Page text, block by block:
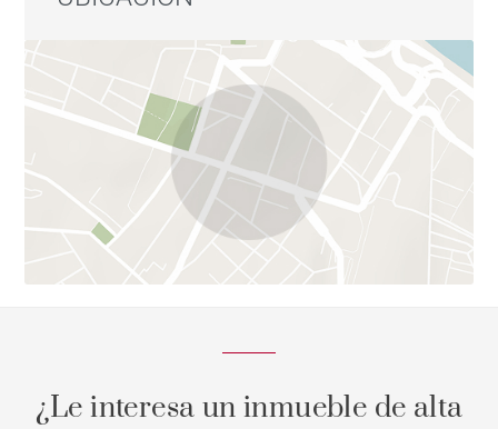
¿Le interesa un inmueble de alta